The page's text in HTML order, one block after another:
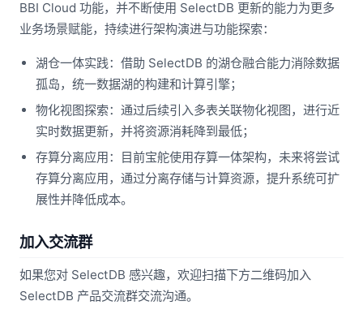
BBI Cloud 功能，并不断使用 SelectDB 更新的能力为更多
业务场景赋能，持续进行架构演进与功能探索：
湖仓一体实践：借助 SelectDB 的湖仓融合能力消除数据
孤岛，统一数据湖的构建和计算引擎；
物化视图探索：通过后续引入多表关联物化视图，进行近
实时数据更新，并将资源消耗降到最低；
存算分离应用：目前宝舵使用存算一体架构，未来将尝试
存算分离应用，通过分离存储与计算资源，提升系统可扩
展性并降低成本。
加入交流群
如果您对 SelectDB 感兴趣，欢迎扫描下方二维码加入
SelectDB 产品交流群交流沟通。